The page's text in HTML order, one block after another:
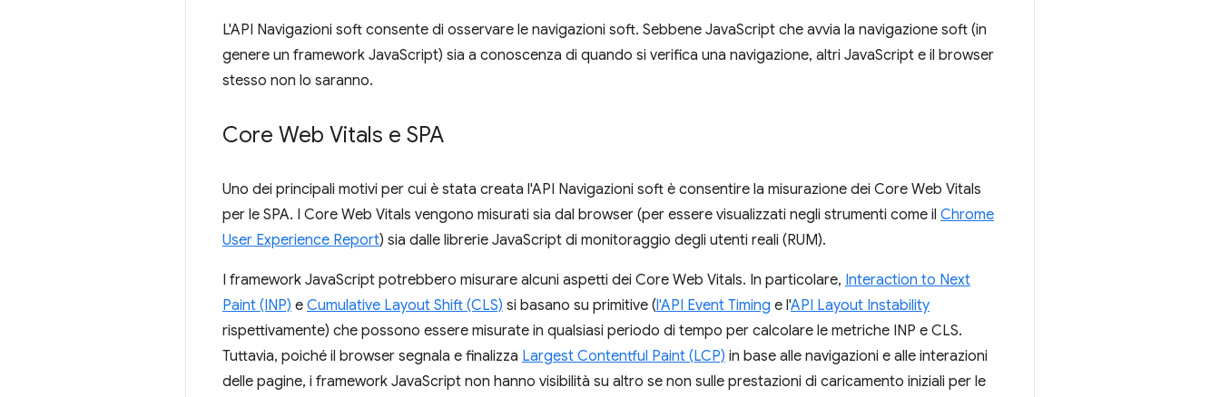
L'API Navigazioni soft consente di osservare le navigazioni soft. Sebbene JavaScript che avvia la navigazione soft (in
genere un framework JavaScript) sia a conoscenza di quando si verifica una navigazione, altri JavaScript e il browser
stesso non lo saranno.
Core Web Vitals e SPA
Uno dei principali motivi per cui è stata creata l'API Navigazioni soft è consentire la misurazione dei Core Web Vitals
per le SPA. I Core Web Vitals vengono misurati sia dal browser (per essere visualizzati negli strumenti come il Chrome
User Experience Report) sia dalle librerie JavaScript di monitoraggio degli utenti reali (RUM).
I framework JavaScript potrebbero misurare alcuni aspetti dei Core Web Vitals. In particolare, Interaction to Next
Paint (INP) e Cumulative Layout Shift (CLS) si basano su primitive (l'API Event Timing e l'API Layout Instability
rispettivamente) che possono essere misurate in qualsiasi periodo di tempo per calcolare le metriche INP e CLS.
Tuttavia, poiché il browser segnala e finalizza Largest Contentful Paint (LCP) in base alle navigazioni e alle interazioni
delle pagine, i framework JavaScript non hanno visibilità su altro se non sulle prestazioni di caricamento iniziali per le